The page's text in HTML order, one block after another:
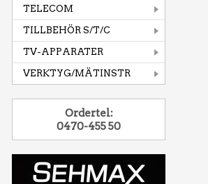
TELECOM
TILLBEHÖR S/T/C
TV-APPARATER
VERKTYG/MÄTINSTR
Ordertel:
0470-455 50